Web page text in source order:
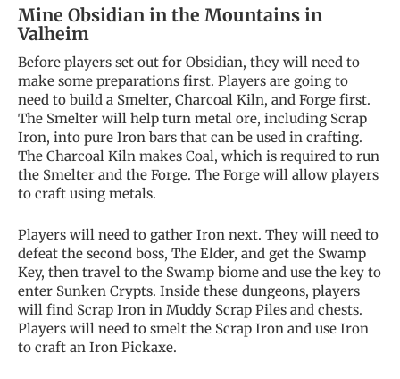
Mine Obsidian in the Mountains in
Valheim
Before players set out for Obsidian, they will need to
make some preparations first. Players are going to
need to build a Smelter, Charcoal Kiln, and Forge first.
The Smelter will help turn metal ore, including Scrap
Iron, into pure Iron bars that can be used in crafting.
The Charcoal Kiln makes Coal, which is required to run
the Smelter and the Forge. The Forge will allow players
to craft using metals.
Players will need to gather Iron next. They will need to
defeat the second boss, The Elder, and get the Swamp
Key, then travel to the Swamp biome and use the key to
enter Sunken Crypts. Inside these dungeons, players
will find Scrap Iron in Muddy Scrap Piles and chests.
Players will need to smelt the Scrap Iron and use Iron
to craft an Iron Pickaxe.